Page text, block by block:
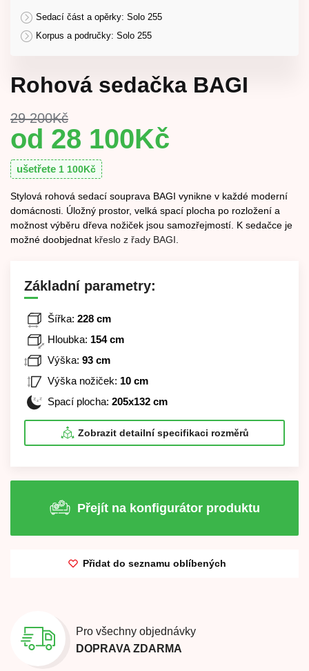
Sedací část a opěrky: Solo 255
Korpus a područky: Solo 255
Rohová sedačka BAGI
29 200Kč
28 100Kč
ušetřete 1 100Kč
Stylová rohová sedací souprava BAGI vynikne v každé moderní
domácnosti. Úložný prostor, velká spací plocha po rozložení a
možnost výběru dřeva nožiček jsou samozřejmostí. K sedačce je
možné doobjednat křeslo z řady BAGI.
Základní parametry:
Šířka: 228 cm
Hloubka: 154 cm
Výška: 93 cm
Výška nožiček: 10 cm
Spací plocha: 205x132 cm
Zobrazit detailní specifikaci rozměrů
Přejít na konfigurátor produktu
Přidat do seznamu oblíbených
Pro všechny objednávky
DOPRAVA ZDARMA